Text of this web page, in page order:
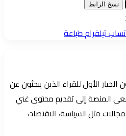
نسخ الرابط
تيلقرامطباعة
الأول للقراء الذين يبحثون عن
المنصة إلى تقديم محتوى غني
مثل السياسة، الاقتصاد،